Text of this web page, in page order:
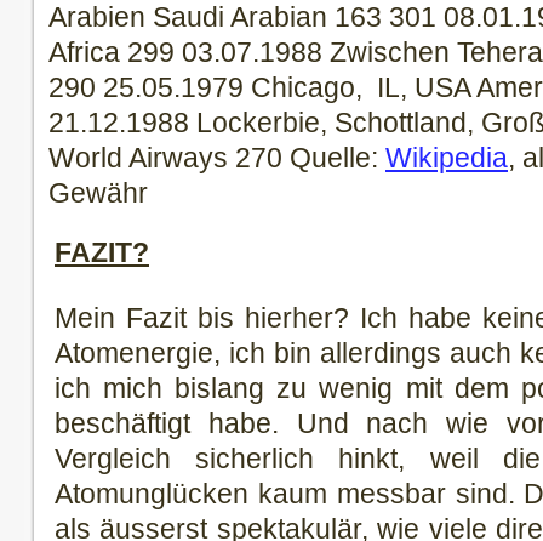
Arabien Saudi Arabian 163 301
Africa 299 03.07.1988 Zwischen
290 25.05.1979 Chicago, IL, USA
21.12.1988 Lockerbie, Schottland,
World Airways 270 Quelle: Wikipedia,
Gewähr
FAZIT?
Mein Fazit bis hierher? Ich habe
Atomenergie, ich bin allerdings auch
ich mich bislang zu wenig mit dem
beschäftigt habe. Und nach wie
Vergleich sicherlich hinkt, weil
Atomunglücken kaum messbar sind.
als äusserst spektakulär, wie viele